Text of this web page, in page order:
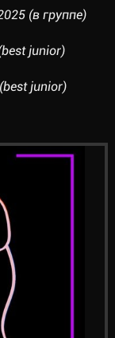
(в группе)
junior)
junior)